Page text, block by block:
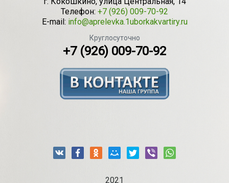
Телефон: +7 (926) 009-70-92
E-mail: info@aprelevka.1uborkakvartiry.ru
Круглосуточно
+7 (926) 009-70-92
2021